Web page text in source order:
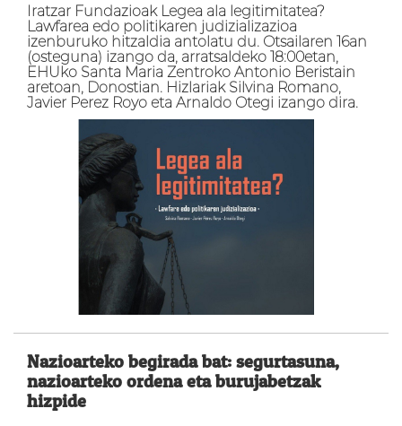
Iratzar Fundazioak Legea ala legitimitatea?
Lawfarea edo politikaren judizializazioa
izenburuko hitzaldia antolatu du. Otsailaren 16an
(osteguna) izango da, arratsaldeko 18:00etan,
EHUko Santa Maria Zentroko Antonio Beristain
aretoan, Donostian. Hizlariak Silvina Romano,
Javier Perez Royo eta Arnaldo Otegi izango dira.
Nazioarteko begirada bat: segurtasuna,
nazioarteko ordena eta burujabetzak
hizpide